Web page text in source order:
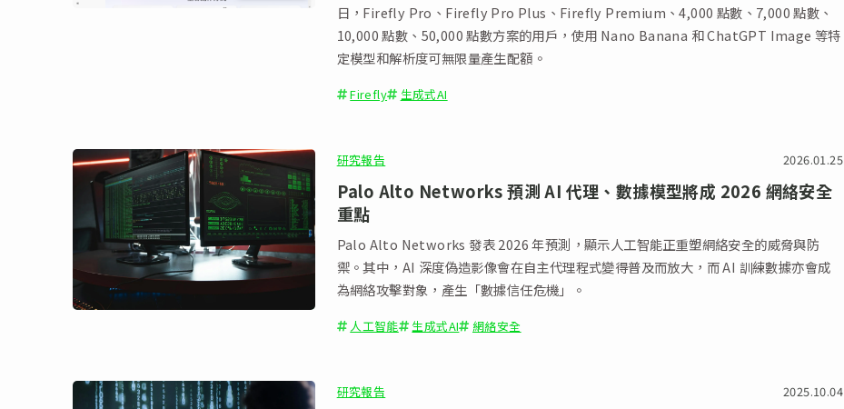
日，Firefly Pro、Firefly Pro Plus、Firefly Premium、4,000 點數、7,000 點數、
10,000 點數、50,000 點數方案的用戶，使用 Nano Banana 和 ChatGPT Image 等特
定模型和解析度可無限量產生配額。
Firefly 生成式AI
研究報告 2026.01.25
Palo Alto Networks 預測 AI 代理、數據模型將成 2026 網絡安全
重點
Palo Alto Networks 發表 2026 年預測，顯示人工智能正重塑網絡安全的威脅與防
禦。其中，AI 深度偽造影像會在自主代理程式變得普及而放大，而 AI 訓練數據亦會成
為網絡攻擊對象，產生「數據信任危機」。
人工智能 生成式AI 網絡安全
研究報告 2025.10.04